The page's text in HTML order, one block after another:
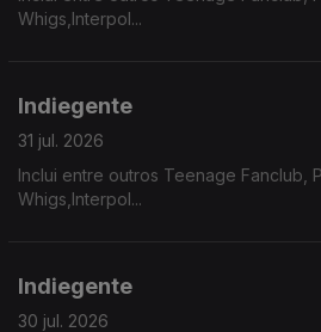
Whigs,Interpol...
Indiegente
31 jul. 2026
Inclui entre outros Teenage Fanclub,
Whigs,Interpol...
Indiegente
30 jul. 2026